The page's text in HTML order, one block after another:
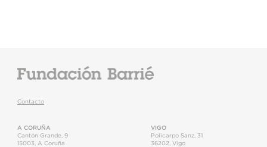
Contacto
A CORUÑA
Cantón Grande, 9
15003
A Coruña
VIGO
Policarpo Sanz, 31
36202 Vigo